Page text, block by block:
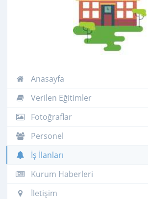
Anasayfa
Verilen Eğitimler
Fotoğraflar
Personel
İş İlanları
Kurum Haberleri
İletişim